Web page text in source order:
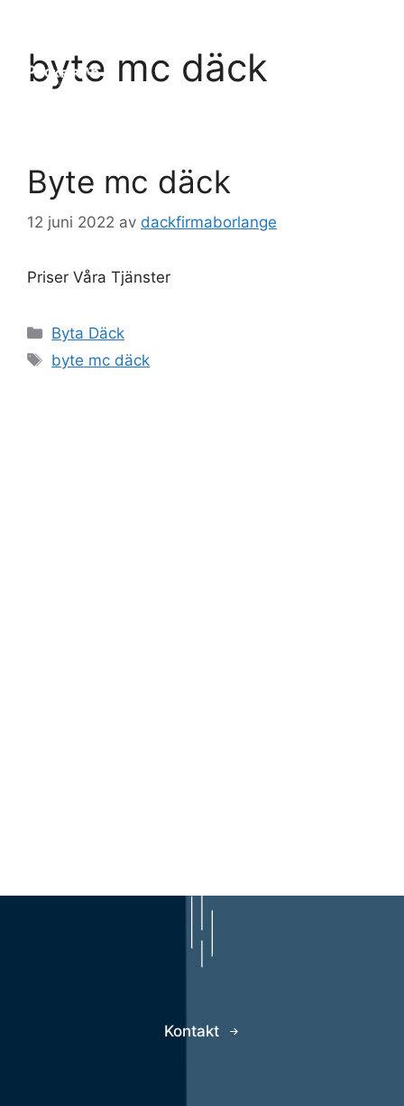
innehållbyte mc däck
Byte mc däck
12 juni 2022 av dackfirmaborlange
Priser Våra Tjänster
Kategorier
Byta Däck
Etiketter
byte mc däck
Kontakt